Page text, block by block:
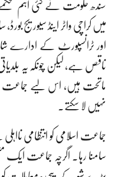
سندھ حکومت نے کئی اہم
میں کراچی واٹر اینڈ سیوریج
اور ٹرانسپورٹ کے ادارے
ناقص ہے، لیکن چونکہ یہ
ماتحت ہیں، اس لیے جماعت
نہیں لا سکتے۔
جماعت اسلامی کو انتظامی
سامنا رہا۔ اگرچہ جماعت